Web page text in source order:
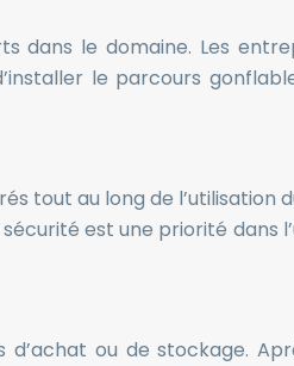
dans le domaine. Les
le parcours
tout au long de
est une priorité dans
ou de stockage.